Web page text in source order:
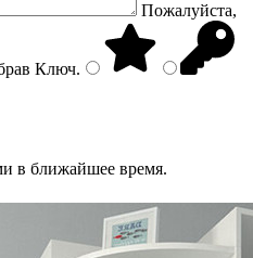
Пожалуйста,
Ключ.
в ближайшее время.